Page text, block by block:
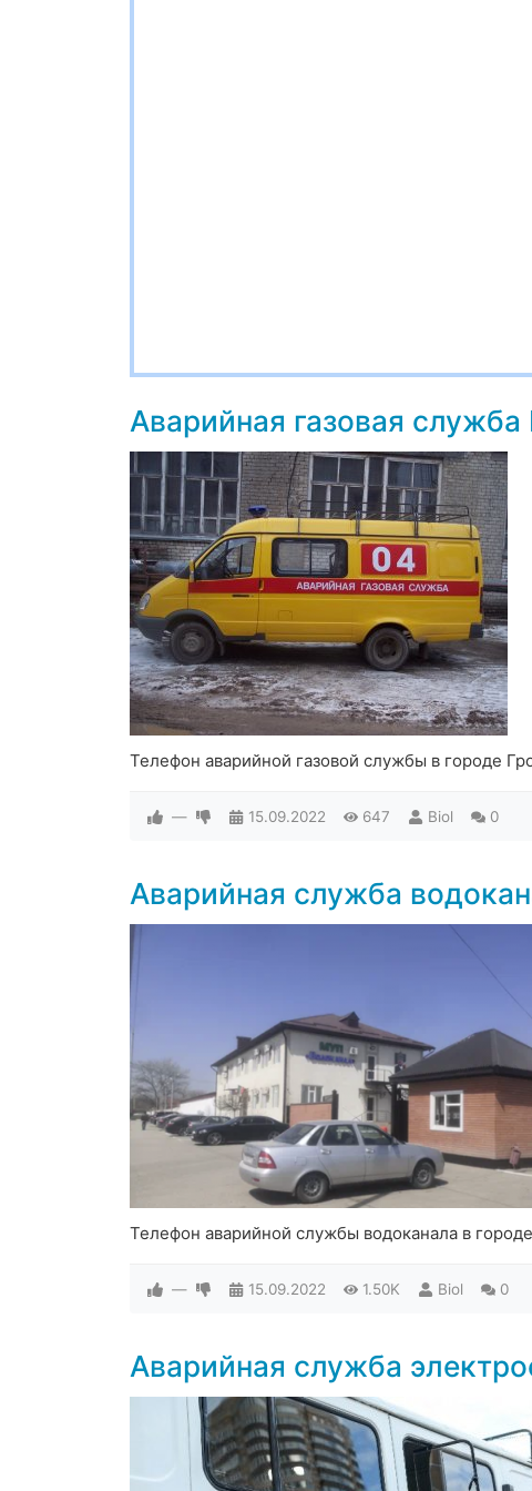
Аварийная газовая служба
Телефон аварийной газовой службы в городе
— 15.09.2022 647 Biol 0
Аварийная служба
Телефон аварийной службы водоканала в
— 15.09.2022 1.50K Biol 0
Аварийная служба